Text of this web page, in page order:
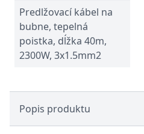
Predlžovací kábel na
bubne, tepelná
poistka, dĺžka 40m,
2300W, 3x1.5mm2
Popis produktu